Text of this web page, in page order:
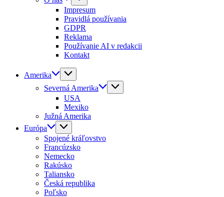
Impresum
Pravidlá používania
GDPR
Reklama
Používanie AI v redakcii
Kontakt
Amerika
Severná Amerika
USA
Mexiko
Južná Amerika
Európa
Spojené kráľovstvo
Francúzsko
Nemecko
Rakúsko
Taliansko
Česká republika
Poľsko